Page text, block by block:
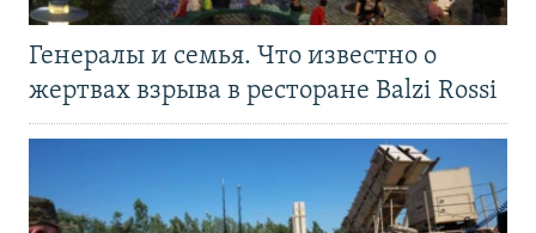
Генералы и семья. Что известно о
жертвах взрыва в ресторане Balzi Rossi